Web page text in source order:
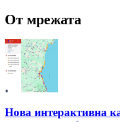
От мрежата
Нова интерактивна